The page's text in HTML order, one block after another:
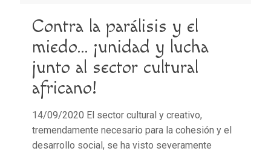
Contra la parálisis y el
miedo… ¡unidad y lucha
junto al sector cultural
africano!
14/09/2020 El sector cultural y creativo,
tremendamente necesario para la cohesión y el
desarrollo social, se ha visto severamente